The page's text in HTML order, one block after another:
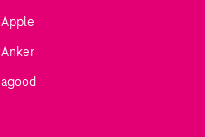
Apple
Anker
agood